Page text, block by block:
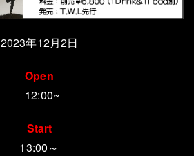
2023年12月2日
Open
12:00~
Start
13:00～